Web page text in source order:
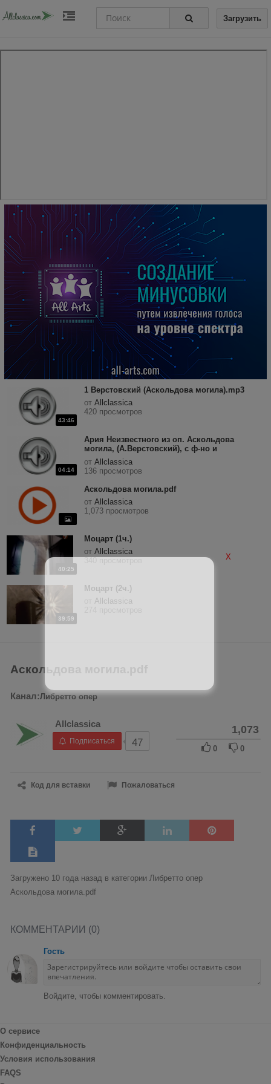
Загрузить
43:46
1 Верстовский (Аскольдова могила).mp3
от Allclassica
420 просмотров
04:14
Ария Неизвестного из оп. Аскольдова
могила, (А.Верстовский), с ф-но и
хором.mp3
от Allclassica
136 просмотров
Аскольдова могила.pdf
от Allclassica
1,073 просмотров
40:25
Моцарт (1ч.)
от Allclassica
39:59
Моцарт (2ч.)
Allclassica
Аскольдова могила.pdf
Канал:Либретто опер
Allclassica
Подписаться 47
1,073
0 0
Код для вставки Пожаловаться
Загружено 10 года назад в категории Либретто опер
Аскольдова могила.pdf
КОММЕНТАРИИ (0)
Гость
Войдите, чтобы комментировать.
О сервисе
Конфиденциальность
Условия использования
FAQS
X